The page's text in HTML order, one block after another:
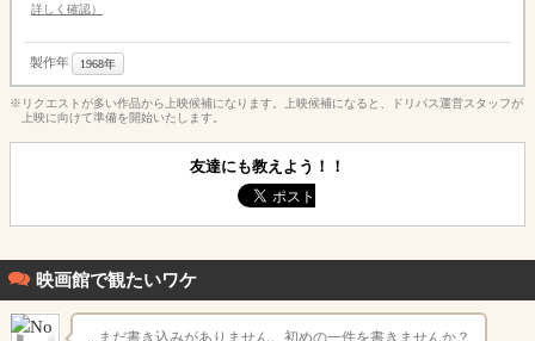
詳しく確認）
製作年 1968年
※リクエストが多い作品から上映候補になります。上映候補になると、ドリパス運営スタッフが
上映に向けて準備を開始いたします。
友達にも教えよう！！
映画館で観たいワケ
...まだ書き込みがありません。初めの一件を書きませんか？